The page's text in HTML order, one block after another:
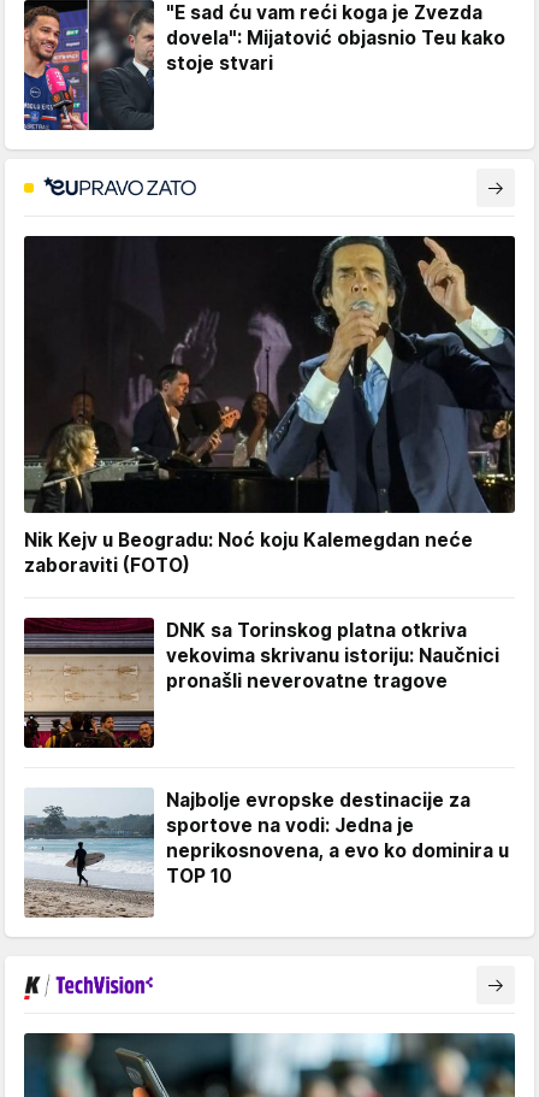
"E sad ću vam reći koga je Zvezda
dovela": Mijatović objasnio Teu kako
stoje stvari
Nik Kejv u Beogradu: Noć koju Kalemegdan neće
zaboraviti (FOTO)
DNK sa Torinskog platna otkriva
vekovima skrivanu istoriju: Naučnici
pronašli neverovatne tragove
Najbolje evropske destinacije za
sportove na vodi: Jedna je
neprikosnovena, a evo ko dominira u
TOP 10